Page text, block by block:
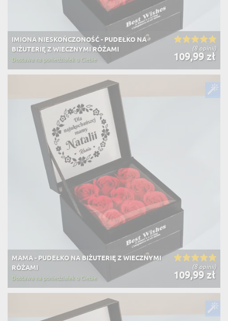
(8 opinii)
IMIONA NIESKOŃCZONOŚĆ - PUDEŁKO NA
BIŻUTERIĘ Z WIECZNYMI RÓŻAMI
109,99 zł
Dostawa na poniedziałek u Ciebie
(8 opinii)
MAMA - PUDEŁKO NA BIŻUTERIĘ Z WIECZNYMI
RÓŻAMI
109,99 zł
Dostawa na poniedziałek u Ciebie